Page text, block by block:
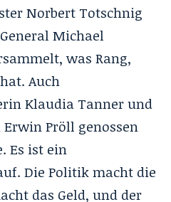
Norbert Totschnig
Michael
was Rang,
Auch
Klaudia Tanner und
Pröll genossen
Es ist ein
Die Politik macht die
das Geld, und der